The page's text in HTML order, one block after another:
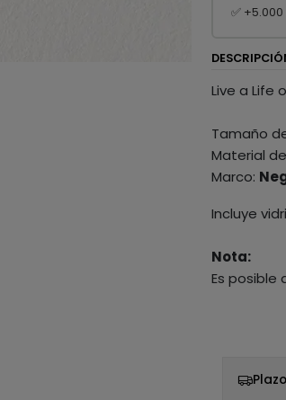
✅
Live a Life
Tamaño
Material
Marco:
Incluye
Nota:
Es posible